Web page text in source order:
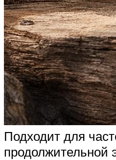
Подходит для
продолжительной